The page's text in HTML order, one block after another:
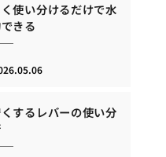
使い分けるだけで水
きる
するレバーの使い分